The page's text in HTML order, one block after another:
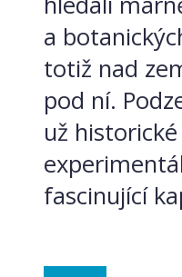
a
totiž nad
pod ní.
už
fascinující